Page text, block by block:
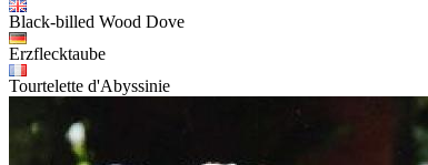
Black-billed Wood Dove
Erzflecktaube
Tourtelette d'Abyssinie